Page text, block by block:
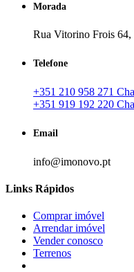
Morada
Rua Vitorino Frois 64,
Telefone
+351 210 958 271
+351 919 192 220
Email
info@imonovo.pt
Links Rápidos
Comprar imóvel
Arrendar imóvel
Vender conosco
Terrenos